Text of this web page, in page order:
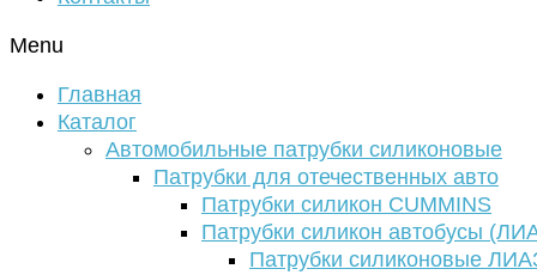
Menu
Главная
Каталог
Автомобильные патрубки силиконовые
Патрубки для отечественных авто
Патрубки силикон CUMMINS
Патрубки силикон автобусы
Патрубки силиконовые